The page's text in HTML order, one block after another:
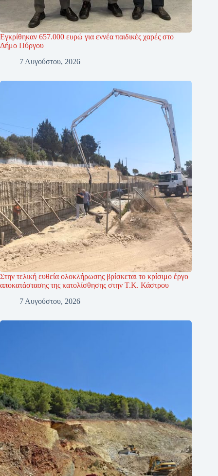
Εγκρίθηκαν 657.000 ευρώ για εννέα παιδικές χαρές στο
Δήμο Πύργου
7 Αυγούστου, 2026
Στην τελική ευθεία ολοκλήρωσης βρίσκεται το κρίσιμο έργο
αποκατάστασης της κατολίσθησης στην Τ.Κ. Κάστρου
7 Αυγούστου, 2026